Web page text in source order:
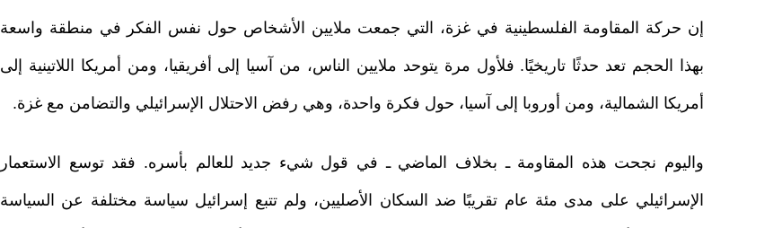
إن حركة المقاومة الفلسطينية في غزة، التي جمعت ملايين الأشخاص حول نفس الفكر في منطقة واسعة
بهذا الحجم تعد حدثًا تاريخيًا. فلأول مرة يتوحد ملايين الناس، من آسيا إلى أفريقيا، ومن أمريكا اللاتينية إلى
أمريكا الشمالية، ومن أوروبا إلى آسيا، حول فكرة واحدة، وهي رفض الاحتلال الإسرائيلي والتضامن مع غزة.
واليوم نجحت هذه المقاومة ـ بخلاف الماضي ـ في قول شيء جديد للعالم بأسره. فقد توسع الاستعمار
الإسرائيلي على مدى مئة عام تقريبًا ضد السكان الأصليين، ولم تتبع إسرائيل سياسة مختلفة عن السياسة